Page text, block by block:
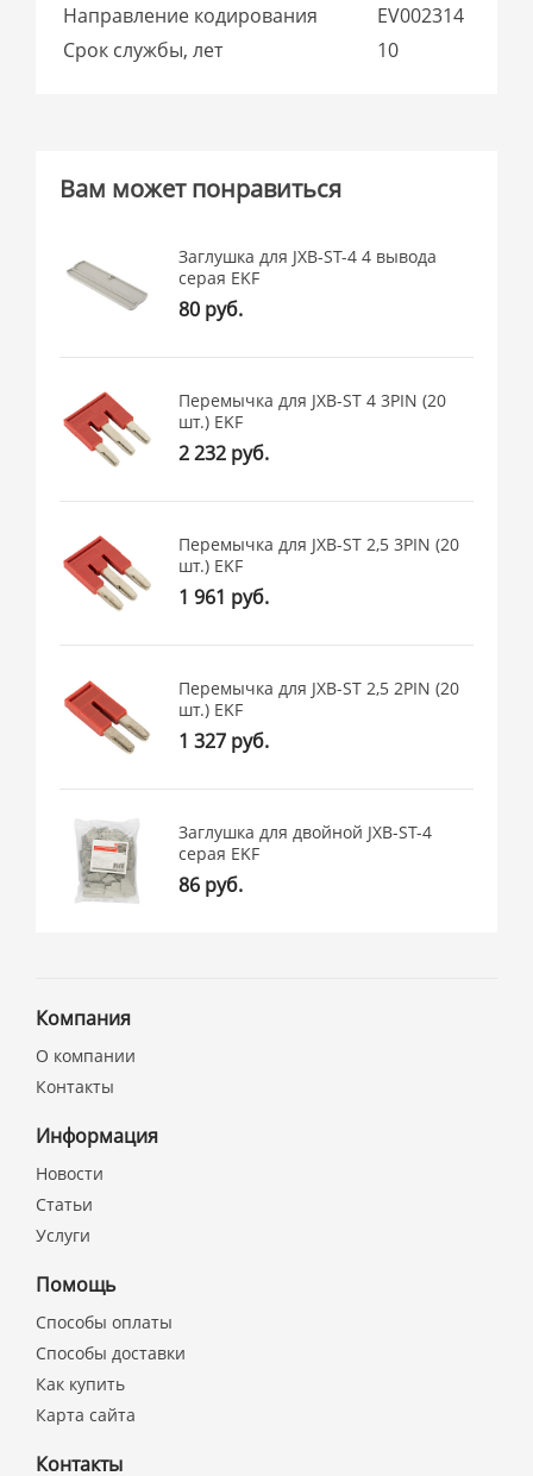
Направление кодирования
EV002314
Срок службы, лет
10
Вам может понравиться
Заглушка для JXB-ST-4 4 вывода
серая EKF
80 руб.
Перемычка для JXB-ST 4 3PIN (20
шт.) EKF
2 232 руб.
Перемычка для JXB-ST 2,5 3PIN (20
шт.) EKF
1 961 руб.
Перемычка для JXB-ST 2,5 2PIN (20
шт.) EKF
1 327 руб.
Заглушка для двойной JXB-ST-4
серая EKF
86 руб.
Компания
О компании
Контакты
Информация
Новости
Статьи
Услуги
Помощь
Способы оплаты
Способы доставки
Как купить
Карта сайта
Контакты